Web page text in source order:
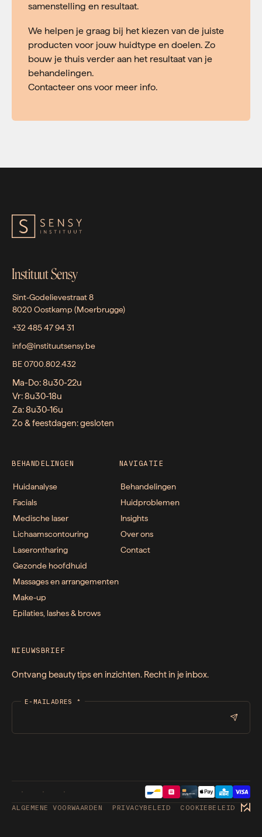
samenstelling en resultaat.
We helpen je graag bij het kiezen van de juiste
producten voor jouw huidtype en doelen. Zo
bouw je thuis verder aan het resultaat van je
behandelingen.
Contacteer ons voor meer info.
Instituut Sensy
Sint-Godelievestraat 8
8020 Oostkamp (Moerbrugge)
+32 485 47 94 31
info@instituutsensy.be
BE 0700.802.432
Ma-Do: 8u30-22u
Vr: 8u30-18u
Za: 8u30-16u
Zo & feestdagen: gesloten
BEHANDELINGEN
Huidanalyse
Facials
Medische laser
Lichaamscontouring
Laserontharing
Gezonde hoofdhuid
Massages en arrangementen
Make-up
Epilaties, lashes & brows
NAVIGATIE
Behandelingen
Huidproblemen
Insights
Over ons
Contact
NIEUWSBRIEF
Ontvang beauty tips en inzichten. Recht in je inbox.
E-MAILADRES *
ALGEMENE VOORWAARDEN PRIVACYBELEID COOKIEBELEID